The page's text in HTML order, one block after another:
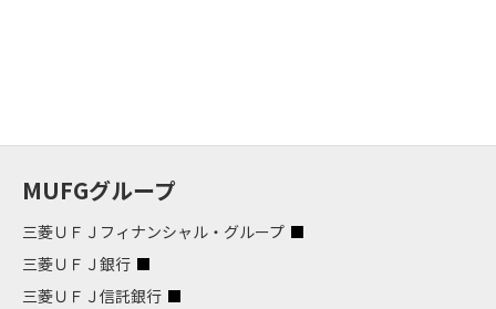
MUFGグループ
三菱ＵＦＪフィナンシャル・グループ
三菱ＵＦＪ銀行
三菱ＵＦＪ信託銀行